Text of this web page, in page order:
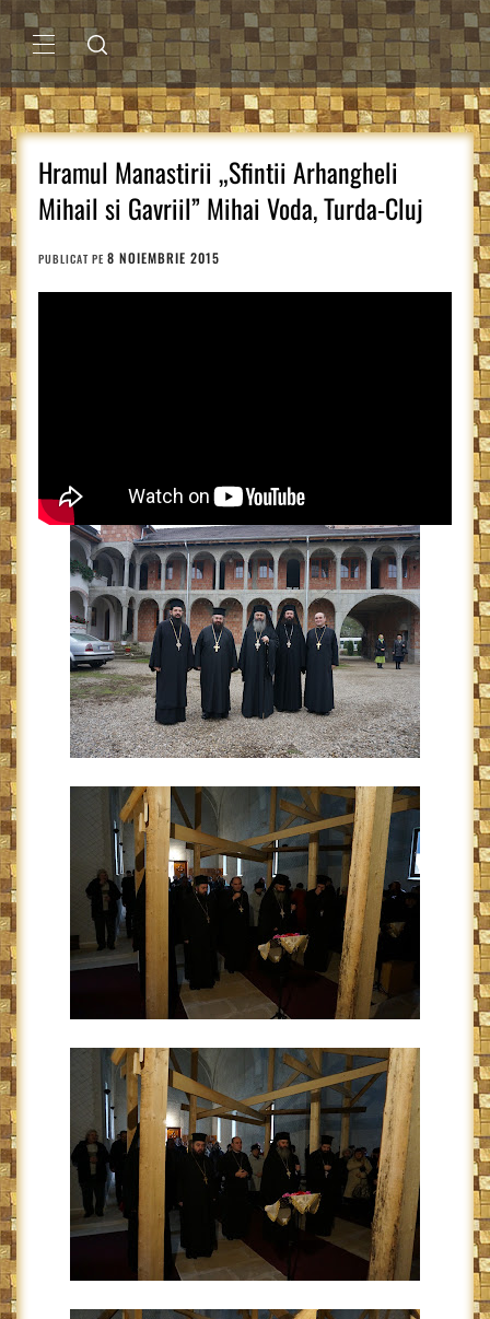
Sari
la
conținutMENIU
PRINCIPAL
Hramul Manastirii „Sfintii Arhangheli
Mihail si Gavriil” Mihai Voda, Turda-Cluj
PUBLICAT PE 8 NOIEMBRIE 2015